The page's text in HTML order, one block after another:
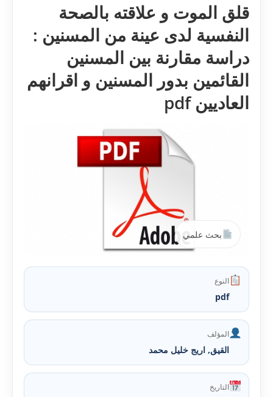
قلق الموت و علاقته بالصحة
النفسية لدى عينة من المسنين :
دراسة مقارنة بين المسنين
القائمين بدور المسنين و اقرانهم
العاديين pdf
بحث علمي
النوع
pdf
المؤلف
القيق, اريج خليل محمد
التاريخ